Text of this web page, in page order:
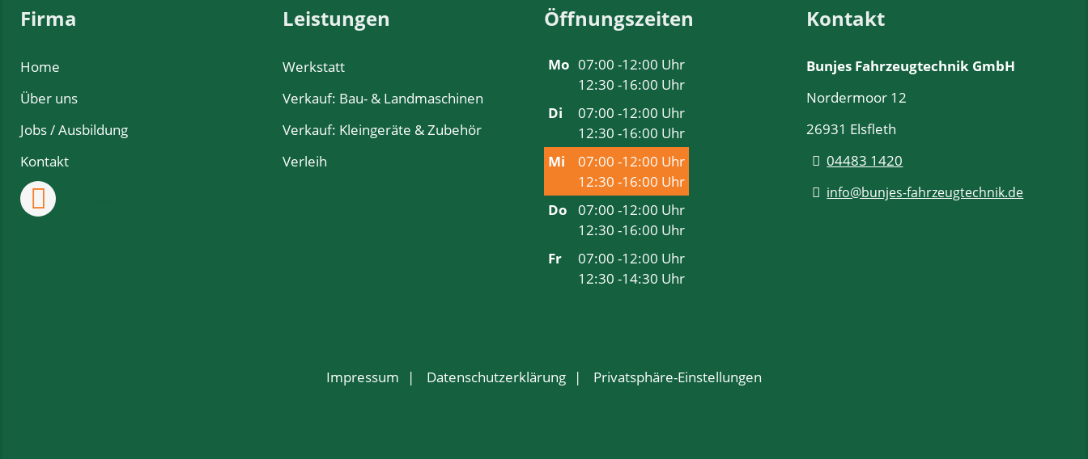
Firma
Home
Über uns
Jobs / Ausbildung
Kontakt
Leistungen
Werkstatt
Verkauf: Bau- & Landmaschinen
Verkauf: Kleingeräte & Zubehör
Verleih
Öffnungszeiten
Mo 07:00 -12:00 Uhr
12:30 -16:00 Uhr
Di
07:00 -12:00 Uhr
12:30 -16:00 Uhr
Mi
07:00 -12:00 Uhr
12:30 -16:00 Uhr
Do
07:00 -12:00 Uhr
12:30 -16:00 Uhr
Fr
07:00 -12:00 Uhr
12:30 -14:30 Uhr
Kontakt
Bunjes Fahrzeugtechnik GmbH
Nordermoor 12
26931 Elsfleth
04483 1420
info@bunjes-fahrzeugtechnik.de
Impressum Datenschutzerklärung Privatsphäre-Einstellungen